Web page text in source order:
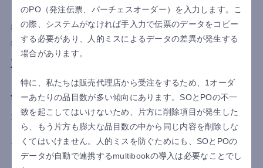
NICHIBAN EUROPE GmbH
利用国 ドイツ
導入目的 業務負担軽減
三国間貿易で複雑化する海外拠点の販売管理をど
う改善する？業務変化に強い柔軟な仕組みで、受
発注ミス削減と在庫精度向上を実現
1918年の創業以来、粘着テープのパイオニアとして日本の産業
と生活を支えてきたニチバン株式会社。「セロテープ®」や「ケ
アリーヴ™」といった製品は、今や日本人の生活に欠かせない
ものとなっています。そんなニチバン株式会社が欧州市場の拠
のPO（発注伝票、パーチェスオーダー）を入力します。こ
の際、システムがなければ手入力で伝票のデータをコピー
する必要があり、人的ミスによるデータの差異が発生する
場合があります。
特に、私たちは販売代理店から受注をするため、1オーダ
ーあたりの品目数が多い傾向にあります。SOとPOの不一
致を起こしてはいけないため、片方に削除項目が発生した
ら、もう片方も膨大な品目数の中から同じ内容を削除しな
くてはいけません。人的ミスを防ぐためにも、SOとPOの
データが自動で連携するmultibookの導入は必要なことでし